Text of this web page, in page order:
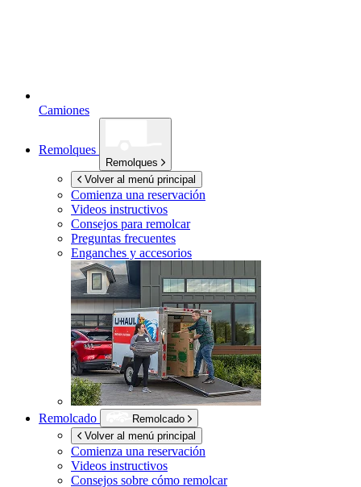
Camiones
Remolques
Remolques
Volver al menú principal
Comienza una reservación
Videos instructivos
Consejos para remolcar
Preguntas frecuentes
Enganches y accesorios
Remolcado
Remolcado
Volver al menú principal
Comienza una reservación
Videos instructivos
Consejos sobre cómo remolcar